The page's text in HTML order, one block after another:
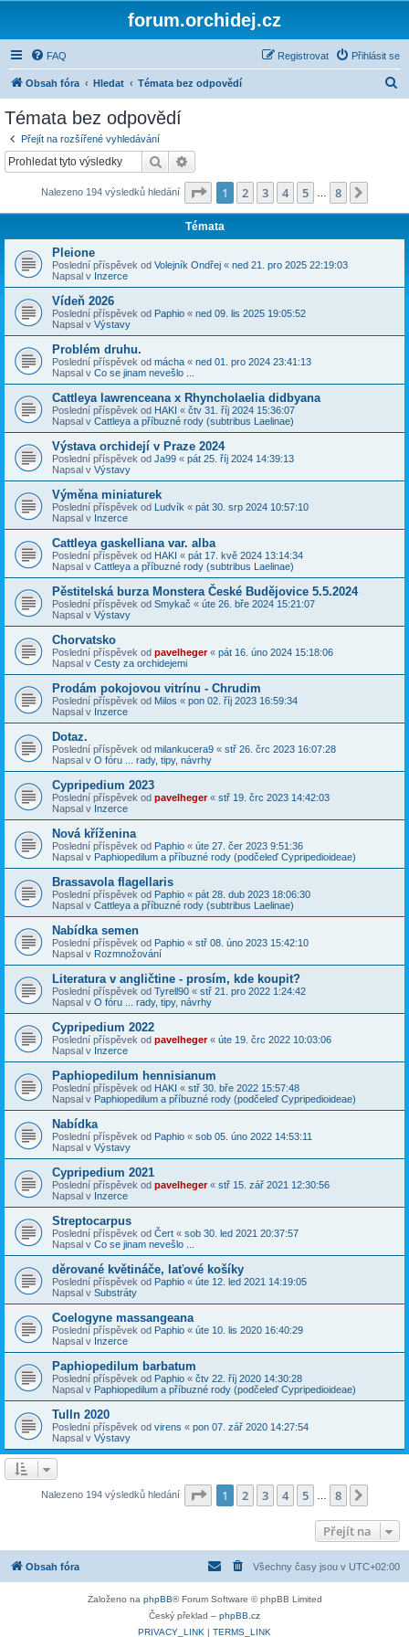
forum.orchidej.cz
FAQ Přihlásit se
Registrovat
Obsah fóra Hledat Témata bez odpovědí
Témata bez odpovědí
Přejít na rozšířené vyhledávání
Hledat
Nalezeno 194 výsledků hledání Stránka z
1 2 3 4 5 8
Témata
Pleione
Poslední příspěvek od Volejník Ondřej « ned 21. pro 2025 22:19:03
Napsal v Inzerce
Vídeň 2026
Poslední příspěvek od Paphio « ned 09. lis 2025 19:05:52
Napsal v Výstavy
Problém druhu.
Poslední příspěvek od mácha « ned 01. pro 2024 23:41:13
Napsal v Co se jinam nevešlo ...
Cattleya lawrenceana x Rhyncholaelia didbyana
Poslední příspěvek od HAKI « čtv 31. říj 2024 15:36:07
Napsal v Cattleya a příbuzné rody (subtribus Laelinae)
Výstava orchidejí v Praze 2024
Poslední příspěvek od Ja99 « pát 25. říj 2024 14:39:13
Napsal v Výstavy
Výměna miniaturek
Poslední příspěvek od Ludvík « pát 30. srp 2024 10:57:10
Napsal v Inzerce
Cattleya gaskelliana var. alba
Poslední příspěvek od HAKI « pát 17. kvě 2024 13:14:34
Napsal v Cattleya a příbuzné rody (subtribus Laelinae)
Pěstitelská burza Monstera České Budějovice 5.5.2024
Poslední příspěvek od Smykač « úte 26. bře 2024 15:21:07
Napsal v Výstavy
Chorvatsko
Poslední příspěvek od pavelheger« pát 16. úno 2024 15:18:06
Napsal v Cesty za orchidejemi
Prodám pokojovou vitrínu - Chrudim
Poslední příspěvek od Milos « pon 02. říj 2023 16:59:34
Napsal v Inzerce
Dotaz.
Poslední příspěvek od milankucera9 « stř 26. črc 2023 16:07:28
Napsal v O fóru ... rady, tipy, návrhy
Cypripedium 2023
Poslední příspěvek od pavelheger« stř 19. črc 2023 14:42:03
Napsal v Inzerce
Nová kříženina
Poslední příspěvek od Paphio « úte 27. čer 2023 9:51:36
Napsal v Paphiopedilum a příbuzné rody (podčeleď Cypripedioideae)
Brassavola flagellaris
Poslední příspěvek od Paphio « pát 28. dub 2023 18:06:30
Napsal v Cattleya a příbuzné rody (subtribus Laelinae)
Nabídka semen
Poslední příspěvek od Paphio « stř 08. úno 2023 15:42:10
Napsal v Rozmnožování
Literatura v angličtine - prosím, kde koupit?
Poslední příspěvek od Tyrell90 « stř 21. pro 2022 1:24:42
Napsal v O fóru ... rady, tipy, návrhy
Cypripedium 2022
Poslední příspěvek od pavelheger« úte 19. črc 2022 10:03:06
Napsal v Inzerce
Paphiopedilum hennisianum
Poslední příspěvek od HAKI « stř 30. bře 2022 15:57:48
Napsal v Paphiopedilum a příbuzné rody (podčeleď Cypripedioideae)
Nabídka
Poslední příspěvek od Paphio « sob 05. úno 2022 14:53:11
Napsal v Výstavy
Cypripedium 2021
Poslední příspěvek od pavelheger« stř 15. zář 2021 12:30:56
Napsal v Inzerce
Streptocarpus
Poslední příspěvek od Čert « sob 30. led 2021 20:37:57
Napsal v Co se jinam nevešlo ...
děrované květináče, laťové košíky
Poslední příspěvek od Paphio « úte 12. led 2021 14:19:05
Napsal v Substráty
Coelogyne massangeana
Poslední příspěvek od Paphio « úte 10. lis 2020 16:40:29
Napsal v Inzerce
Paphiopedilum barbatum
Poslední příspěvek od Paphio « čtv 22. říj 2020 14:30:28
Napsal v Paphiopedilum a příbuzné rody (podčeleď Cypripedioideae)
Tulln 2020
Poslední příspěvek od virens « pon 07. zář 2020 14:27:54
Napsal v Výstavy
Nalezeno 194 výsledků hledání Stránka z
1 2 3 4 5 8
Přejít na
Obsah fóra Všechny časy jsou v UTC+02:00
Založeno na phpBB® Forum Software © phpBB Limited
Český překlad – phpBB.cz
PRIVACY_LINK | TERMS_LINK